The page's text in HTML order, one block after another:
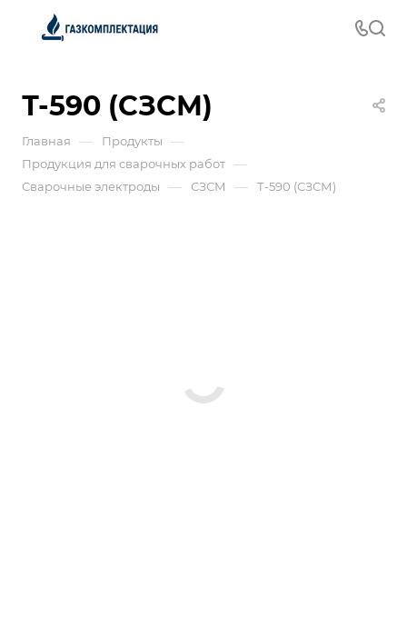
Т-590 (СЗСМ)
Главная — Продукты —
Продукция для сварочных работ —
Сварочные электроды — СЗСМ — Т-590 (СЗСМ)